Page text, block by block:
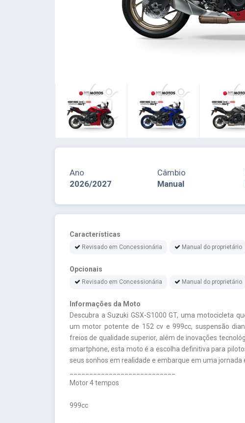
Ano
2026/2027
Câmbio
Manual
Características
Revisado em Concessionária Manual do proprietário
Opcionais
Revisado em Concessionária Manual do proprietário
Informações da Moto
Descubra a Suzuki GSX-S1000 GT, uma motocicleta
um motor potente de 152 cv e 999cc, suspensão
freios de qualidade superior, além de inovações
smartphone, esta moto é a escolha definitiva para
seus sonhos em realidade e embarque em uma jornada
Motor 4 tempos
999cc